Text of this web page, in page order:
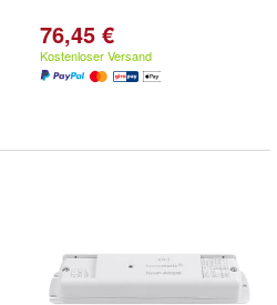
76,45 €
Kostenloser Versand